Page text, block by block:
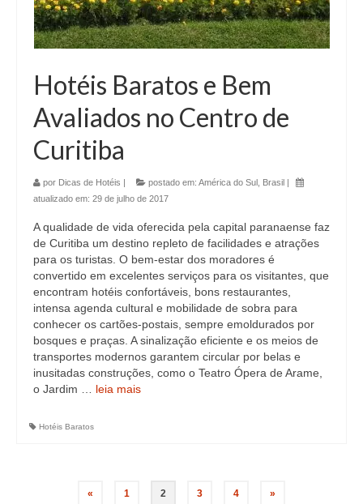
Hotéis Baratos e Bem
Avaliados no Centro de
Curitiba
por Dicas de Hotéis | postado em: América do Sul Brasil |
atualizado em: 29 de julho de 2017
A qualidade de vida oferecida pela capital paranaense faz
de Curitiba um destino repleto de facilidades e atrações
para os turistas. O bem-estar dos moradores é
convertido em excelentes serviços para os visitantes, que
encontram hotéis confortáveis, bons restaurantes,
intensa agenda cultural e mobilidade de sobra para
conhecer os cartões-postais, sempre emoldurados por
bosques e praças. A sinalização eficiente e os meios de
transportes modernos garantem circular por belas e
inusitadas construções, como o Teatro Ópera de Arame,
o Jardim … leia mais
Hotéis Baratos
« 1 2 3 4 »